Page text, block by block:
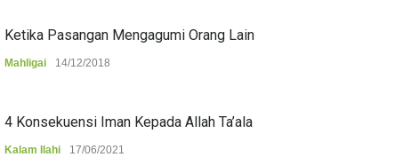
Ketika Pasangan Mengagumi Orang Lain
Mahligai 14/12/2018
4 Konsekuensi Iman Kepada Allah Ta’ala
Kalam Ilahi 17/06/2021